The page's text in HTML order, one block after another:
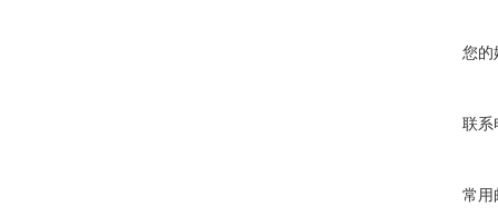
您的
联系
常用